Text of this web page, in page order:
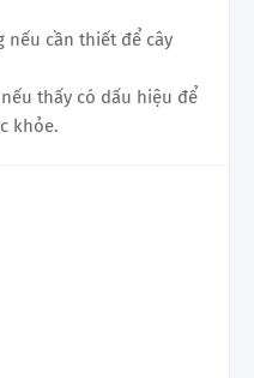
nếu cần thiết để cây
thấy có dấu hiệu để
khỏe.